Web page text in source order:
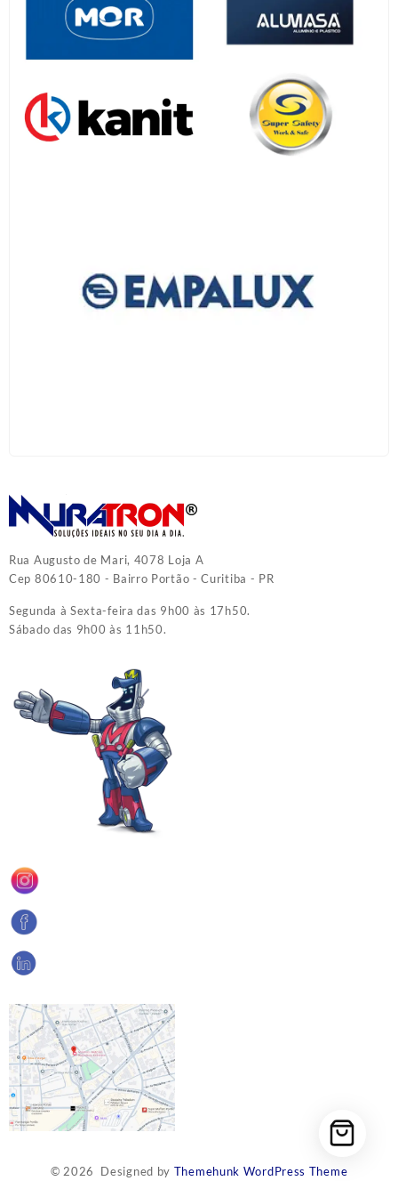
Rua Augusto de Mari, 4078 Loja A
Cep 80610-180 - Bairro Portão - Curitiba - PR
Segunda à Sexta-feira das 9h00 às 17h50.
Sábado das 9h00 às 11h50.
© 2026 Designed by Themehunk WordPress Theme